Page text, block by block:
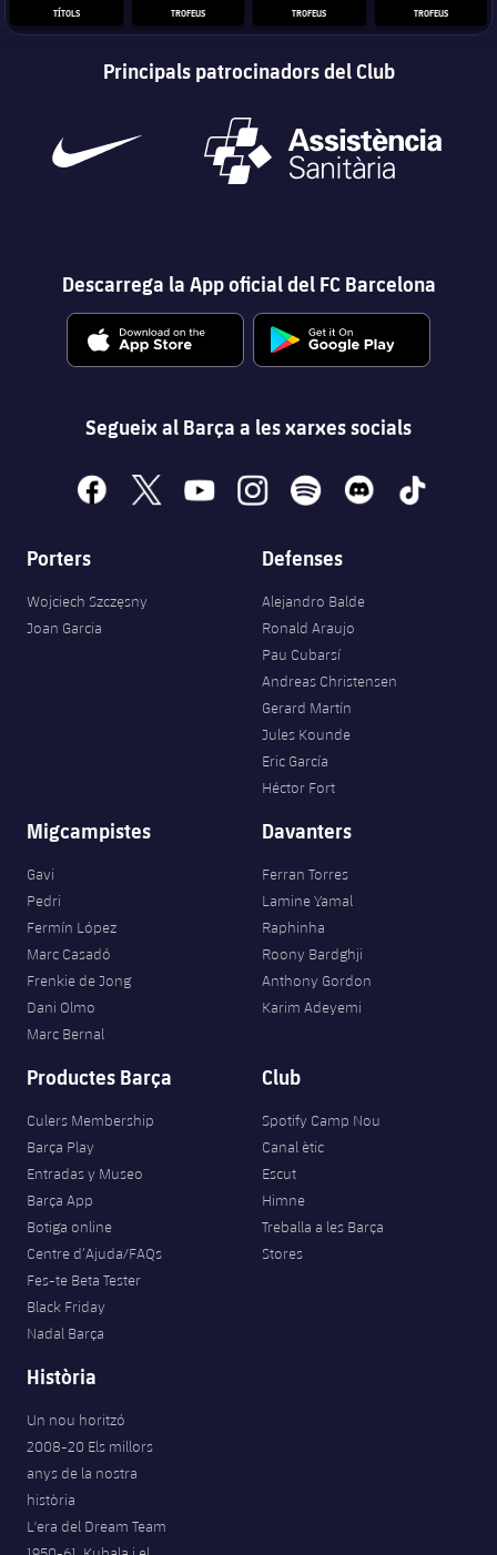
TÍTOLS TROFEUS TROFEUS TROFEUS
Principals patrocinadors del Club
Descarrega la App oficial del FC Barcelona
Segueix al Barça a les xarxes socials
facebook
x youtubeinstagramspotify discord tiktok
Porters
Wojciech Szczęsny
Joan Garcia
Defenses
Alejandro Balde
Ronald Araujo
Pau Cubarsí
Andreas Christensen
Gerard Martín
Jules Kounde
Eric García
Héctor Fort
Migcampistes
Gavi
Pedri
Fermín López
Marc Casadó
Frenkie de Jong
Dani Olmo
Marc Bernal
Davanters
Ferran Torres
Lamine Yamal
Raphinha
Roony Bardghji
Anthony Gordon
Karim Adeyemi
Productes Barça
Culers Membership
Barça Play
Entradas y Museo
Barça App
Botiga online
Centre d’Ajuda/FAQs
Fes-te Beta Tester
Black Friday
Nadal Barça
Club
Spotify Camp Nou
Canal ètic
Escut
Himne
Treballa a les Barça
Stores
Història
Un nou horitzó
2008-20 Els millors
anys de la nostra
història
L'era del Dream Team